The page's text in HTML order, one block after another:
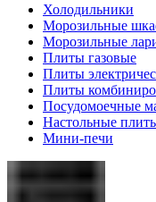
Холодильники
Морозильные
Морозильные
Плиты газовые
Плиты
Плиты
Посудомоечные
Настольные
Мини-печи